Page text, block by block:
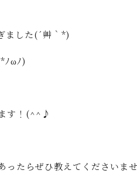
ました(´艸｀*)
ﾉωﾉ)
す！(^^♪
ったらぜひ教えてくださいま